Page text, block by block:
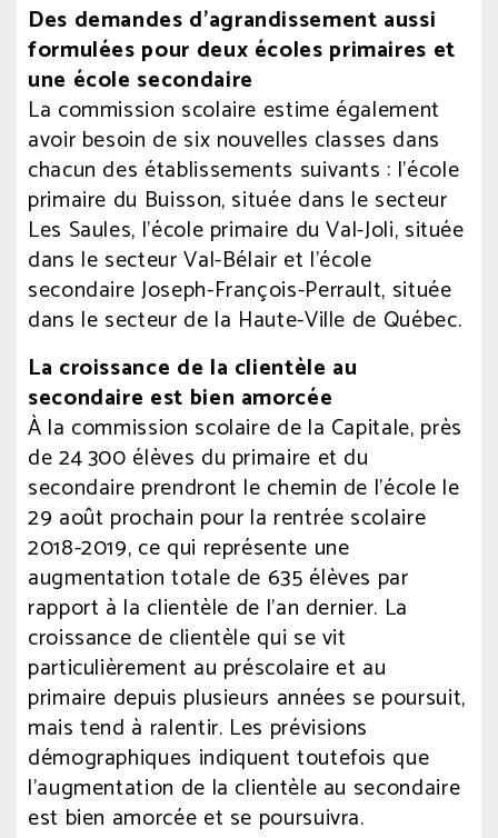
Des demandes d’agrandissement aussi
formulées pour deux écoles primaires et
une école secondaire
La commission scolaire estime également
avoir besoin de six nouvelles classes dans
chacun des établissements suivants : l’école
primaire du Buisson, située dans le secteur
Les Saules, l’école primaire du Val-Joli, située
dans le secteur Val-Bélair et l’école
secondaire Joseph-François-Perrault, située
dans le secteur de la Haute-Ville de Québec.
La croissance de la clientèle au
secondaire est bien amorcée
À la commission scolaire de la Capitale, près
de 24 300 élèves du primaire et du
secondaire prendront le chemin de l’école le
29 août prochain pour la rentrée scolaire
2018-2019, ce qui représente une
augmentation totale de 635 élèves par
rapport à la clientèle de l’an dernier. La
croissance de clientèle qui se vit
particulièrement au préscolaire et au
primaire depuis plusieurs années se poursuit,
mais tend à ralentir. Les prévisions
démographiques indiquent toutefois que
l’augmentation de la clientèle au secondaire
est bien amorcée et se poursuivra.